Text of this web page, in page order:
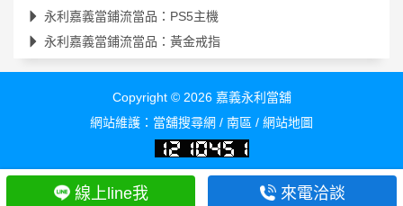
永利嘉義當鋪流當品：PS5主機
永利嘉義當鋪流當品：黃金戒指
Copyright © 2026 嘉義永利當舖
網站維護： 當舖搜尋網 / 南區 / 網站地圖
線上line我 來電洽談